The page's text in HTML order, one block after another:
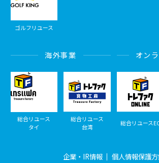
ゴルフリユース
海外事業
総合リユース
タイ
総合リユース
台湾
オン
総合リユース
企業・IR情報
個人情報保護